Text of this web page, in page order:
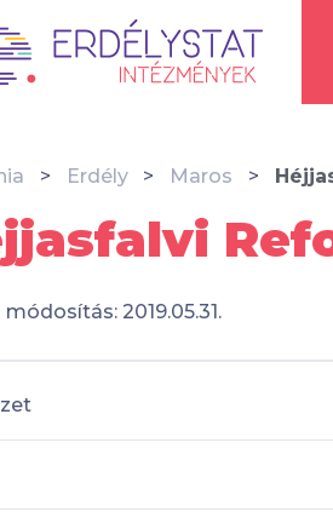
Erdély Maros
2019.05.31.